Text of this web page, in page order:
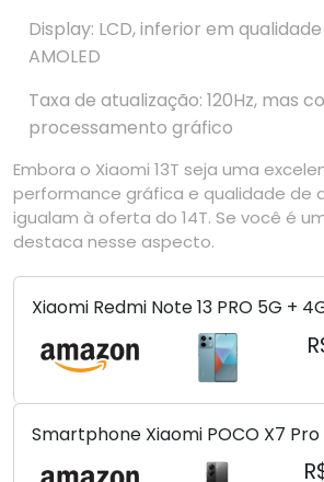
Display: LCD, inferior em
AMOLED
Taxa de atualização: 120Hz, mas
processamento gráfico
Embora o Xiaomi 13T seja uma
performance gráfica e qualidade de
igualam à oferta do 14T. Se você é
destaca nesse aspecto.
Xiaomi Redmi Note 13 PRO 5G +
8 GB) 200 MP Triplo (Mobile Mint
(Pacote de carregador duplo de
(Ocean Teal (ROM))
Smartphone Xiaomi POCO X7 Pro
8+256GB/12+256GB/12+512GB